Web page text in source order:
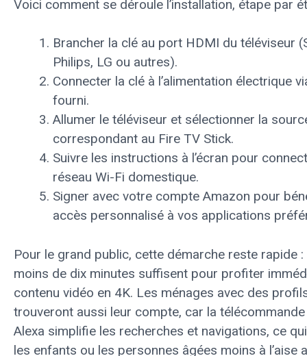
Voici comment se déroule l’installation, étape par
Brancher la clé au port HDMI du téléviseur
Philips, LG ou autres).
Connecter la clé à l’alimentation électrique
fourni.
Allumer le téléviseur et sélectionner la
correspondant au Fire TV Stick.
Suivre les instructions à l’écran pour
réseau Wi-Fi domestique.
Signer avec votre compte Amazon pour
accès personnalisé à vos applications
Pour le grand public, cette démarche reste rapide
moins de dix minutes suffisent pour profiter
contenu vidéo en 4K. Les ménages avec des
trouveront aussi leur compte, car la
Alexa simplifie les recherches et navigations, ce
les enfants ou les personnes âgées moins à l’aise